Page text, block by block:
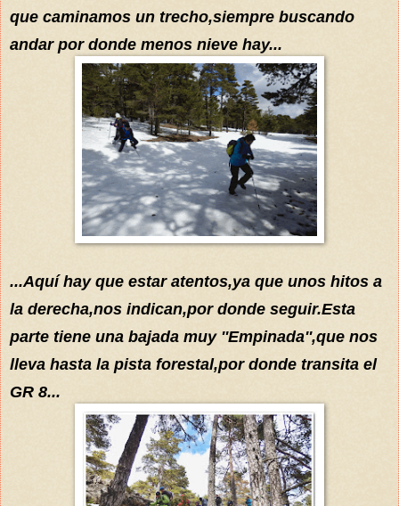
que caminamos un trecho,siempre buscando
andar por donde menos nieve hay...
...Aquíhay que estar atentos,ya que unos hitos a
la derecha,nos indican,por donde seguir.Esta
parte tiene una bajada muy ''Empinada'',que nos
lleva hasta la pista forestal,por donde transita el
GR 8...